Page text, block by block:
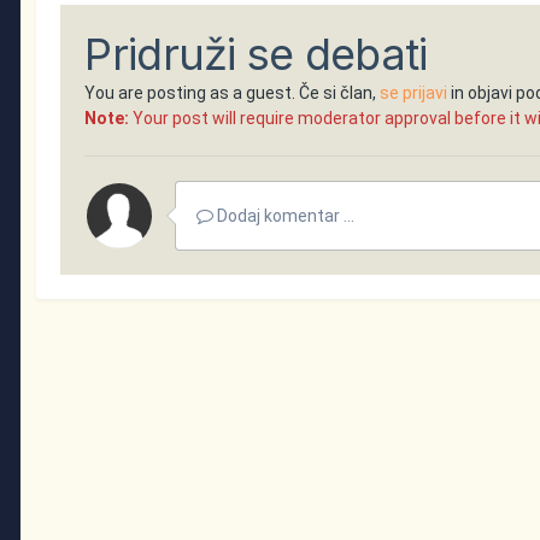
Pridruži se debati
You are posting as a guest. Če si član, se prijavi in objavi
Note: Your post will require moderator approval before it
Dodaj komentar ...